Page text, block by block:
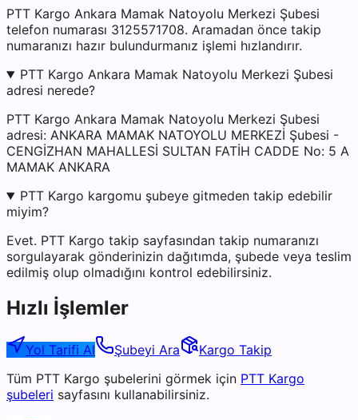
PTT Kargo Ankara Mamak Natoyolu Merkezi Şubesi
telefon numarası 3125571708. Aramadan önce takip
numaranızı hazır bulundurmanız işlemi hızlandırır.
PTT Kargo Ankara Mamak Natoyolu Merkezi Şubesi
adresi nerede?
PTT Kargo Ankara Mamak Natoyolu Merkezi Şubesi
adresi: ANKARA MAMAK NATOYOLU MERKEZİ Şubesi -
CENGİZHAN MAHALLESİ SULTAN FATİH CADDE No: 5 A
MAMAK ANKARA
PTT Kargo kargomu şubeye gitmeden takip edebilir
miyim?
Evet. PTT Kargo takip sayfasından takip numaranızı
sorgulayarak gönderinizin dağıtımda, şubede veya teslim
edilmiş olup olmadığını kontrol edebilirsiniz.
Hızlı İşlemler
Yol Tarifi Al Şubeyi Ara
Kargo Takip
Tüm PTT Kargo şubelerini görmek için PTT Kargo
şubeleri sayfasını kullanabilirsiniz.